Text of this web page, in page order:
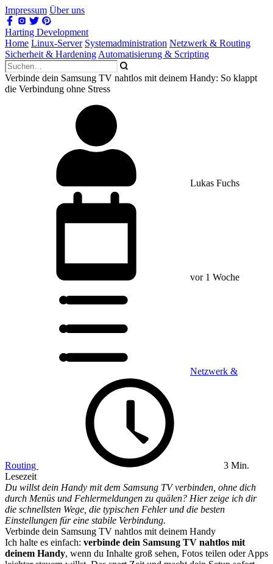
Impressum Über uns
Harting Development
Home Linux-Server Systemadministration Netzwerk & Routing
Sicherheit & Hardening Automatisierung & Scripting
Verbinde dein Samsung TV nahtlos mit deinem Handy: So klappt
die Verbindung ohne Stress
Lukas Fuchs
vor 1 Woche
Netzwerk &
Routing
3 Min.
Lesezeit
Du willst dein Handy mit dem Samsung TV verbinden, ohne dich
durch Menüs und Fehlermeldungen zu quälen? Hier zeige ich dir
die schnellsten Wege, die typischen Fehler und die besten
Einstellungen für eine stabile Verbindung.
Verbinde dein Samsung TV nahtlos mit deinem Handy
Ich halte es einfach: verbinde dein Samsung TV nahtlos mit
deinem Handy, wenn du Inhalte groß sehen, Fotos teilen oder Apps